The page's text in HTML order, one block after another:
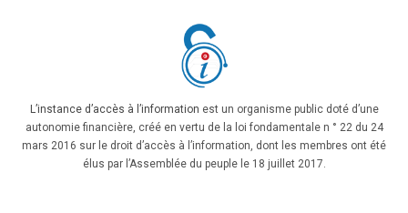
L’instance d’accès à l’information est un organisme public doté d’une
autonomie financière, créé en vertu de la loi fondamentale n ° 22 du 24
mars 2016 sur le droit d’accès à l’information, dont les membres ont été
élus par l’Assemblée du peuple le 18 juillet 2017.